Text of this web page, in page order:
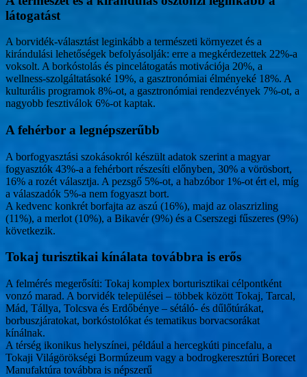
látogatást
A borvidék-választást leginkább a természeti környezet és a
kirándulási lehetőségek befolyásolják: erre a megkérdezettek 22%-a
voksolt. A borkóstolás és pincelátogatás motivációja 20%, a
wellness-szolgáltatásoké 19%, a gasztronómiai élményeké 18%. A
kulturális programok 8%-ot, a gasztronómiai rendezvények 7%-ot, a
nagyobb fesztiválok 6%-ot kaptak.
A fehérbor a legnépszerűbb
A borfogyasztási szokásokról készült adatok szerint a magyar
fogyasztók 43%-a a fehérbort részesíti előnyben, 30% a vörösbort,
16% a rozét választja. A pezsgő 5%-ot, a habzóbor 1%-ot ért el, míg
a válaszadók 5%-a nem fogyaszt bort.
A kedvenc konkrét borfajta az aszú (16%), majd az olaszrizling
(11%), a merlot (10%), a Bikavér (9%) és a Cserszegi fűszeres (9%)
következik.
Tokaj turisztikai kínálata továbbra is erős
A felmérés megerősíti: Tokaj komplex borturisztikai célpontként
vonzó marad. A borvidék települései – többek között Tokaj, Tarcal,
Mád, Tállya, Tolcsva és Erdőbénye – sétáló- és dűlőtúrákat,
borbuszjáratokat, borkóstolókat és tematikus borvacsorákat
kínálnak.
A térség ikonikus helyszínei, például a hercegkúti pincefalu, a
Tokaji Világörökségi Bormúzeum vagy a bodrogkeresztúri Borecet
Manufaktúra továbbra is népszerű